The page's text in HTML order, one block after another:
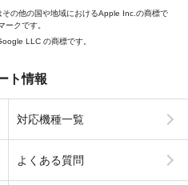
の他の国や地域におけるApple Inc.の商標で
クです。
LLC の商標です。
ト情報
対応機種一覧
よくある質問